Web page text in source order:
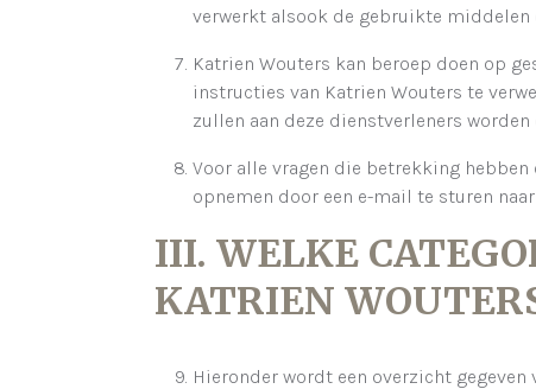
verwerkt alsook de gebruikte middelen
Katrien Wouters kan beroep doen op
instructies van Katrien Wouters te
zullen aan deze dienstverleners
Voor alle vragen die betrekking
opnemen door een e-mail te sturen
III. WELKE
KATRIEN
Hieronder wordt een overzicht